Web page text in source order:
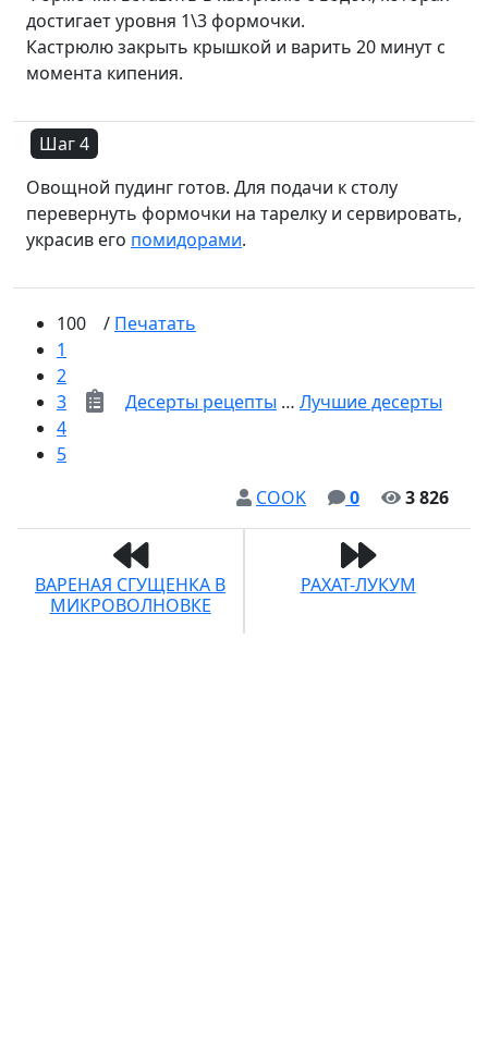
достигает уровня 1\3 формочки.
Кастрюлю закрыть крышкой и варить 20 минут с
момента кипения.
Шаг 4
Овощной пудинг готов. Для подачи к столу
перевернуть формочки на тарелку и сервировать,
украсив его помидорами.
100
1
2
3
4
5
COOK
0 3 826
/ Печатать
Десерты рецепты … Лучшие десерты
ВАРЕНАЯ СГУЩЕНКА В
МИКРОВОЛНОВКЕ
РАХАТ-ЛУКУМ